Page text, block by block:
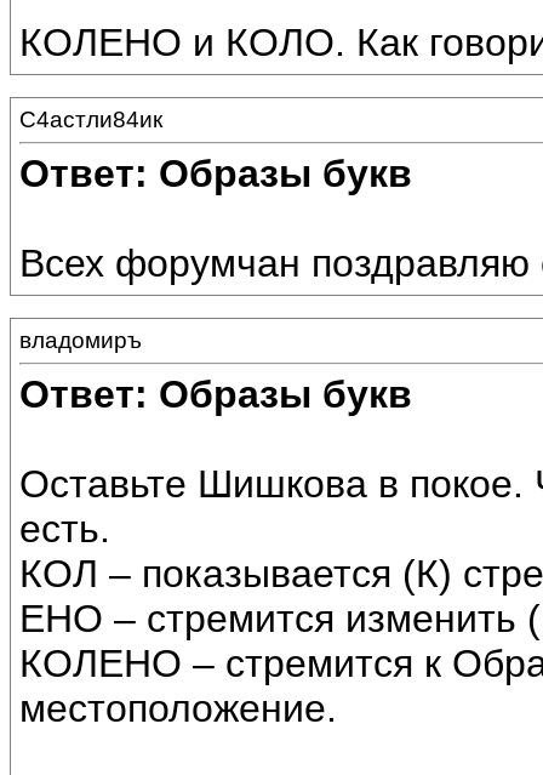
КОЛЕНО и КОЛО. Как
С4астли84ик
Ответ: Образы букв
Всех форумчан
владомиръ
Ответ: Образы букв
Оставьте Шишкова в покое.
есть.
КОЛ – показывается (К)
ЕНО – стремится изменить
КОЛЕНО – стремится к
местоположение.